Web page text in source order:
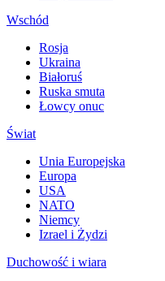
Wschód
Rosja
Ukraina
Białoruś
Ruska smuta
Łowcy onuc
Świat
Unia Europejska
Europa
USA
NATO
Niemcy
Izrael i Żydzi
Duchowość i wiara